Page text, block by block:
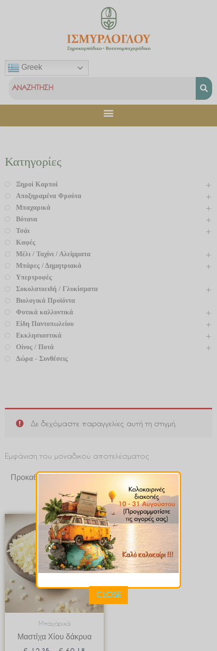
Greek
Κατηγορίες
Ξηροί Καρποί
Αποξηραμένα Φρούτα
Μπαχαρικά
Βότανα
Τσάι
Καφές
Μέλι / Ταχίνι / Αλείμματα
Μπάρες / Δημητριακά
Υπερτροφές
Σοκολατοειδή / Γλυκίσματα
Βιολογικά Προϊόντα
Φυτικά καλλυντικά
Είδη Παντοπωλείου
Εκκλησιαστικά
Οίνος / Ποτά
Δώρα - Συνθέσεις
Δε δεχόμαστε παραγγελίες αυτή τη στιγμή.
Εμφάνιση του μοναδικού αποτελέσματος
Μπαχαρικά
Μαστίχα Χίου δάκρυα
Price
range:
€ 12.35
through
€ 60.18
CLOSE